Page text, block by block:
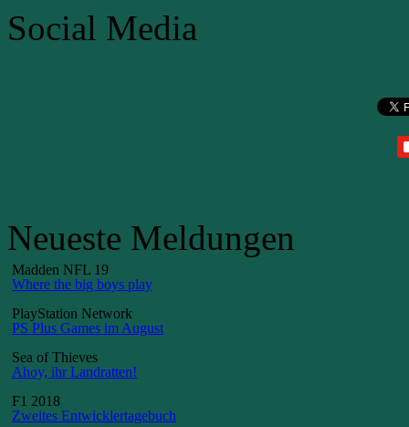
Social Media
Neueste Meldungen
Madden NFL 19
Where the big boys play
PlayStation Network
PS Plus Games im August
Sea of Thieves
Ahoy, ihr Landratten!
F1 2018
Zweites Entwicklertagebuch